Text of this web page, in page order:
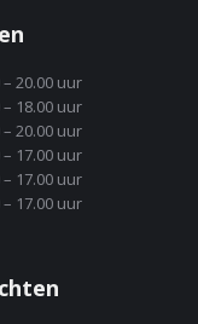
– 20.00 uur
– 18.00 uur
– 20.00 uur
– 17.00 uur
– 17.00 uur
– 17.00 uur